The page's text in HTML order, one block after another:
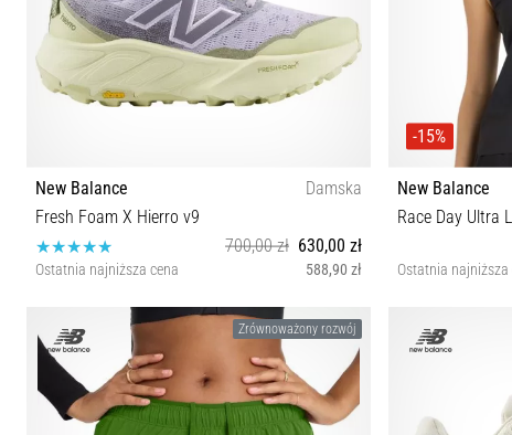
New Balance
Damska
Fresh Foam X Hierro v9
700,00 zł 630,00 zł
Ostatnia najniższa cena 588,90 zł
36 36½ 37 37½ 38 39 40 40½ 41 41½ 42½
-15%
New Balance
Race Day Ultra
Ostatnia najniższa
Zrównoważony rozwój